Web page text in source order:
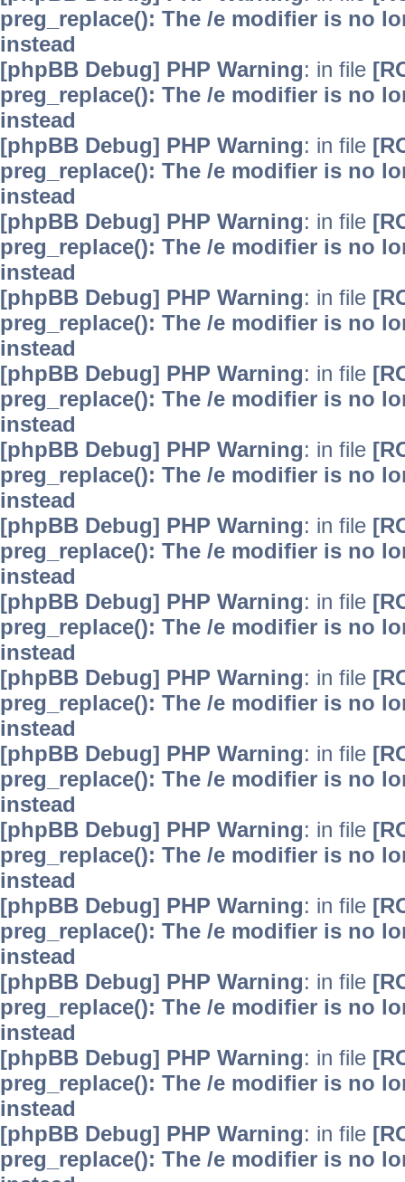
preg_replace(): The /e modifier is no
instead
[phpBB Debug] PHP Warning: in file
preg_replace(): The /e modifier is no
instead
[phpBB Debug] PHP Warning: in file
preg_replace(): The /e modifier is no
instead
[phpBB Debug] PHP Warning: in file
preg_replace(): The /e modifier is no
instead
[phpBB Debug] PHP Warning: in file
preg_replace(): The /e modifier is no
instead
[phpBB Debug] PHP Warning: in file
preg_replace(): The /e modifier is no
instead
[phpBB Debug] PHP Warning: in file
preg_replace(): The /e modifier is no
instead
[phpBB Debug] PHP Warning: in file
preg_replace(): The /e modifier is no
instead
[phpBB Debug] PHP Warning: in file
preg_replace(): The /e modifier is no
instead
[phpBB Debug] PHP Warning: in file
preg_replace(): The /e modifier is no
instead
[phpBB Debug] PHP Warning: in file
preg_replace(): The /e modifier is no
instead
[phpBB Debug] PHP Warning: in file
preg_replace(): The /e modifier is no
instead
[phpBB Debug] PHP Warning: in file
preg_replace(): The /e modifier is no
instead
[phpBB Debug] PHP Warning: in file
preg_replace(): The /e modifier is no
instead
[phpBB Debug] PHP Warning: in file
preg_replace(): The /e modifier is no
instead
[phpBB Debug] PHP Warning: in file
preg_replace(): The /e modifier is no